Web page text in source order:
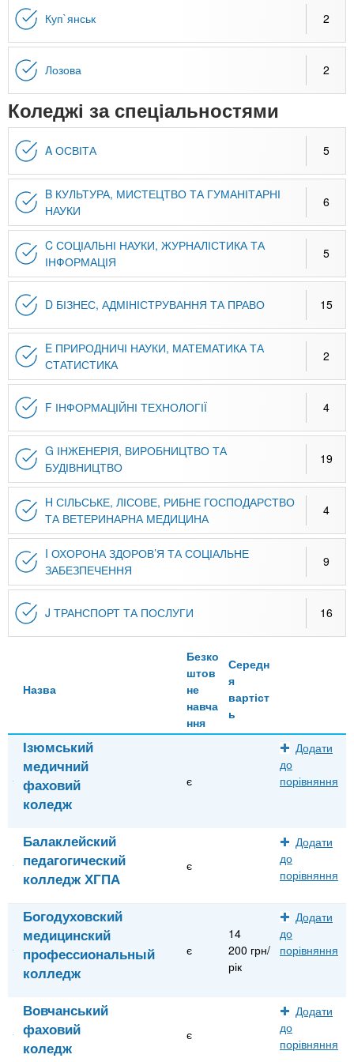
Куп`янськ 2
Лозова 2
Коледжі за спеціальностями
A ОСВІТА 5
B КУЛЬТУРА, МИСТЕЦТВО ТА ГУМАНІТАРНІ
НАУКИ
6
C СОЦІАЛЬНІ НАУКИ, ЖУРНАЛІСТИКА ТА
ІНФОРМАЦІЯ
5
D БІЗНЕС, АДМІНІСТРУВАННЯ ТА ПРАВО 15
E ПРИРОДНИЧІ НАУКИ, МАТЕМАТИКА ТА
СТАТИСТИКА
2
F ІНФОРМАЦІЙНІ ТЕХНОЛОГІЇ 4
G ІНЖЕНЕРІЯ, ВИРОБНИЦТВО ТА
БУДІВНИЦТВО
19
H СІЛЬСЬКЕ, ЛІСОВЕ, РИБНЕ ГОСПОДАРСТВО
ТА ВЕТЕРИНАРНА МЕДИЦИНА
4
I ОХОРОНА ЗДОРОВ’Я ТА СОЦІАЛЬНЕ
ЗАБЕЗПЕЧЕННЯ
9
J ТРАНСПОРТ ТА ПОСЛУГИ 16
Назва
Безко
штов
не
навча
ння
Середн
я
вартіст
ь
Ізюмський
медичний
фаховий
коледж
є
Додати
до
порівняння
Балаклейский
педагогический
колледж ХГПА
є
Додати
до
порівняння
Богодуховский
медицинский
профессиональный
колледж
є
14
200 грн/
рік
Додати
до
порівняння
Вовчанський
фаховий
коледж
є
Додати
до
порівняння